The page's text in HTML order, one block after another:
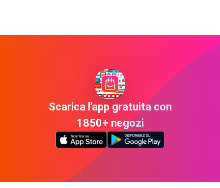
Scarica l'app gratuita con
1850+ negozi